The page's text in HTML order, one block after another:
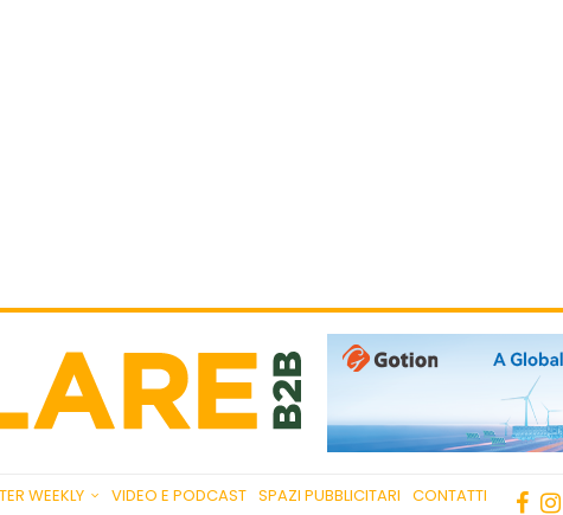
WEEKLY VIDEO E PODCAST SPAZI PUBBLICITARI CONTATTI